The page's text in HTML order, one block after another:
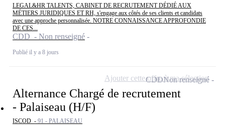
LEGAL&HR TALENTS, CABINET DE RECRUTEMENT DÉDIÉ AUX
MÉTIERS JURIDIQUES ET RH, s'engage aux côtés de ses clients et candidats
avec une approche personnalisée. NOTRE CONNAISSANCE APPROFONDIE
DE CES...
CDD - Non renseigné
Publié il y a 8 jours
Alternance Chargé de recrutement
- Palaiseau (H/F)
ISCOD - 91 - PALAISEAU
CDDNon renseigné
Ajouter cette offre à ma sélection